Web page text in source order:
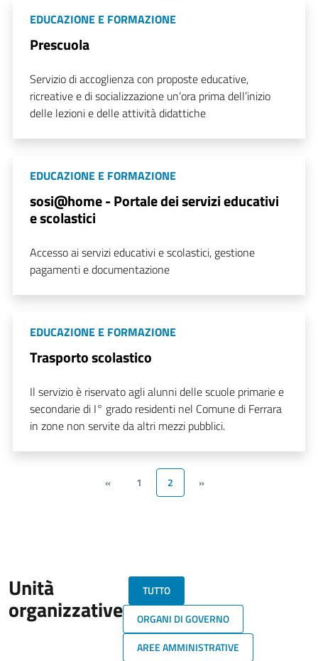
EDUCAZIONE E FORMAZIONE
Prescuola
Servizio di accoglienza con proposte educative,
ricreative e di socializzazione un’ora prima dell’inizio
delle lezioni e delle attività didattiche
EDUCAZIONE E FORMAZIONE
sosi@home - Portale dei servizi educativi
e scolastici
Accesso ai servizi educativi e scolastici, gestione
pagamenti e documentazione
EDUCAZIONE E FORMAZIONE
Trasporto scolastico
Il servizio è riservato agli alunni delle scuole primarie e
secondarie di I° grado residenti nel Comune di Ferrara
in zone non servite da altri mezzi pubblici.
« 1 2 »
Unità
organizzative
TUTTO
ORGANI DI GOVERNO
AREE AMMINISTRATIVE